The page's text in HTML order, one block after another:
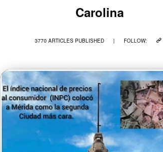
Carolina
3770 ARTICLES PUBLISHED | FOLLOW: